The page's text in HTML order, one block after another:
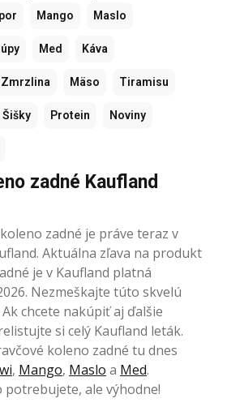
Mango Maslo
Med Káva
Zmrzlina Mäso Tiramisu
Šišky Protein Noviny
zadné Kaufland
zadné je práve teraz v
Aktuálna zľava na produkt
je v Kaufland platná
Nezmeškajte túto skvelú
chcete nakúpiť aj ďalšie
si celý Kaufland leták.
koleno zadné tu dnes
, Mango, Maslo a Med.
ale výhodne!